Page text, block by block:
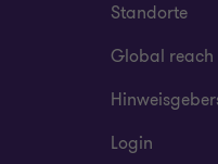
Standorte
Global reach
Login